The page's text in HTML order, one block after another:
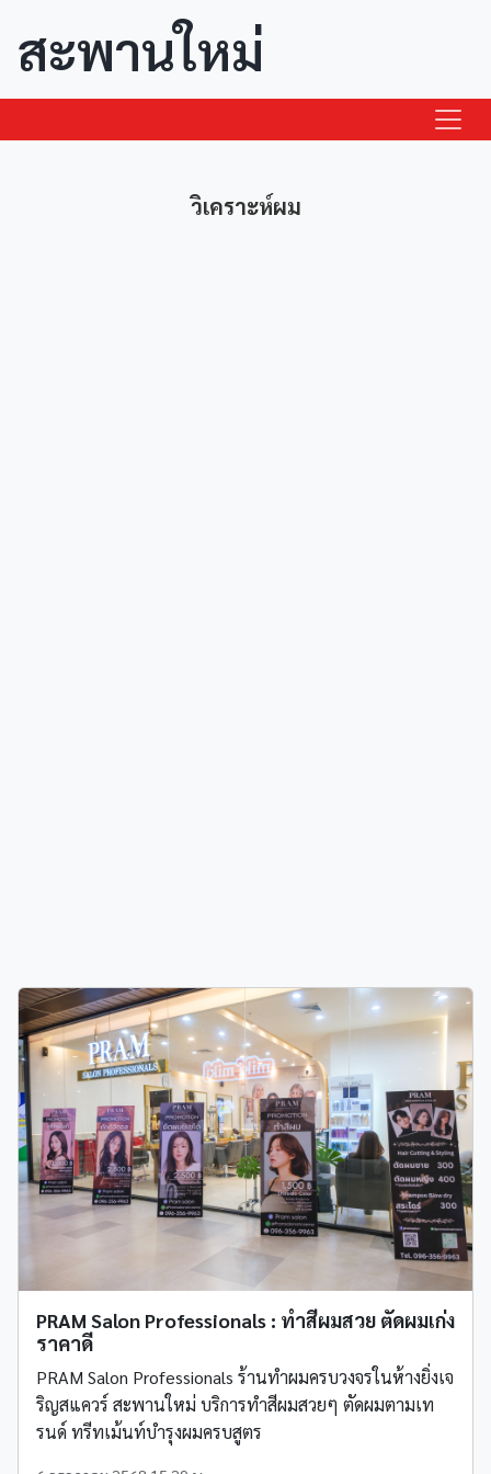
สะพานใหม่
วิเคราะห์ผม
PRAM Salon Professionals : ทำสีผมสวย ตัดผมเก่ง
ราคาดี
PRAM Salon Professionals ร้านทำผมครบวงจรในห้างยิ่งเจ
ริญสแควร์ สะพานใหม่ บริการทำสีผมสวยๆ ตัดผมตามเท
รนด์ ทรีทเม้นท์บำรุงผมครบสูตร